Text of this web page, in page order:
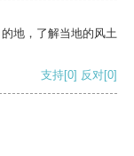
地，了解当地的风土
支持[0] 反对[0]